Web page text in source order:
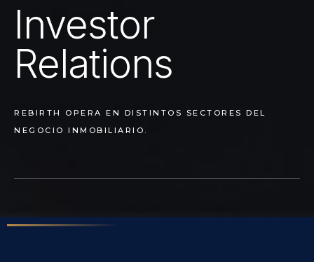
Investor
Relations
REBIRTH OPERA EN DISTINTOS SECTORES DEL
NEGOCIO INMOBILIARIO.